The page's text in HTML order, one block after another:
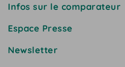
Infos sur le comparateur
Espace Presse
Newsletter